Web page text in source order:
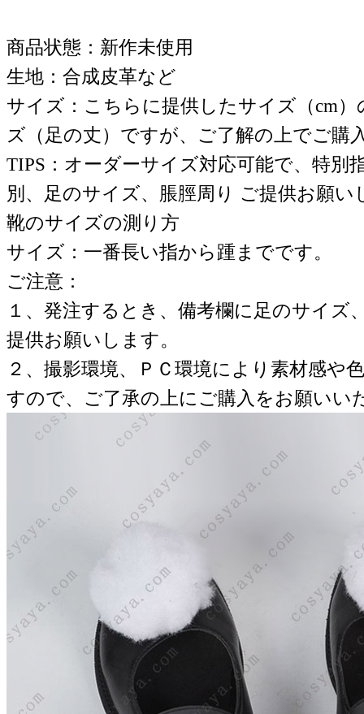
商品状態：新作未使用
生地：合成皮革など
サイズ：こちらに提供したサイズ（cm
ズ（足の丈）ですが、ご了解の上でご購
TIPS：オーダーサイズ対応可能で、特別
別、足のサイズ、脹脛周り ご提供お願い
靴のサイズの測り方
サイズ：一番長い指から踵までです。
ご注意：
１、発注するとき、備考欄に足のサイズ
提供お願いします。
２、撮影環境、ＰＣ環境により素材感や
すので、ご了承の上にご購入をお願いい